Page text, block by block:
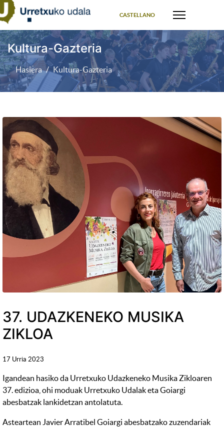
CASTELLANO
Kultura-Gazteria
Hasiera Kultura-Gazteria
37. UDAZKENEKO MUSIKA
ZIKLOA
17 Urria 2023
Igandean hasiko da Urretxuko Udazkeneko Musika Zikloaren
37. edizioa, ohi moduak Urretxuko Udalak eta Goiargi
abesbatzak lankidetzan antolatuta.
Asteartean Javier Arratibel Goiargi abesbatzako zuzendariak